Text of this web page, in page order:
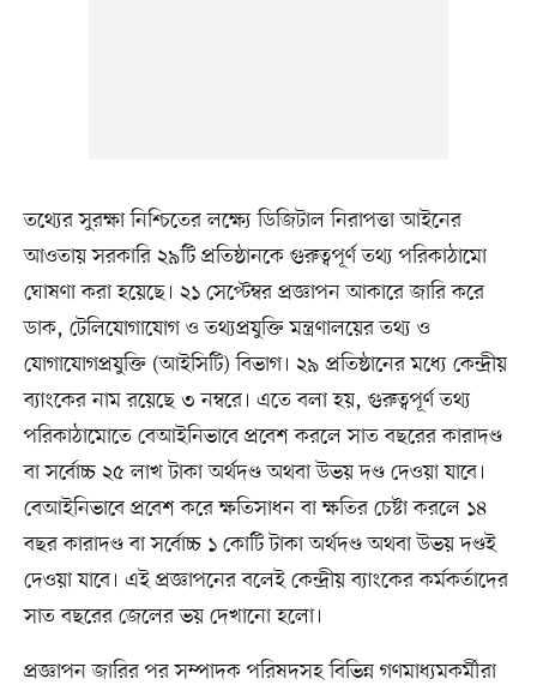
তথ্যের সুরক্ষা নিশ্চিতের লক্ষ্যে ডিজিটাল নিরাপত্তা আইনের
আওতায় সরকারি ২৯টি প্রতিষ্ঠানকে গুরুত্বপূর্ণ তথ্য পরিকাঠামো
ঘোষণা করা হয়েছে। ২১ সেপ্টেম্বর প্রজ্ঞাপন আকারে জারি করে
ডাক, টেলিযোগাযোগ ও তথ্যপ্রযুক্তি মন্ত্রণালয়ের তথ্য ও
যোগাযোগপ্রযুক্তি (আইসিটি) বিভাগ। ২৯ প্রতিষ্ঠানের মধ্যে কেন্দ্রীয়
ব্যাংকের নাম রয়েছে ৩ নম্বরে। এতে বলা হয়, গুরুত্বপূর্ণ তথ্য
পরিকাঠামোতে বেআইনিভাবে প্রবেশ করলে সাত বছরের কারাদণ্ড
বা সর্বোচ্চ ২৫ লাখ টাকা অর্থদণ্ড অথবা উভয় দণ্ড দেওয়া যাবে।
বেআইনিভাবে প্রবেশ করে ক্ষতিসাধন বা ক্ষতির চেষ্টা করলে ১৪
বছর কারাদণ্ড বা সর্বোচ্চ ১ কোটি টাকা অর্থদণ্ড অথবা উভয় দণ্ডই
দেওয়া যাবে। এই প্রজ্ঞাপনের বলেই কেন্দ্রীয় ব্যাংকের কর্মকর্তাদের
সাত বছরের জেলের ভয় দেখানো হলো।
প্রজ্ঞাপন জারির পর সম্পাদক পরিষদসহ বিভিন্ন গণমাধ্যমকর্মীরা